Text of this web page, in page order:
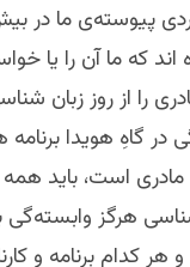
پیوسته‌ی ما در
که ما آن را یا
را از روز زبان
در گاهِ هویدا
است، باید همه
هرگز وابسته‌گی
کدام برنامه و